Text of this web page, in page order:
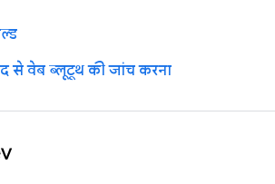
से वेब ब्लूटूथ की जांच करना